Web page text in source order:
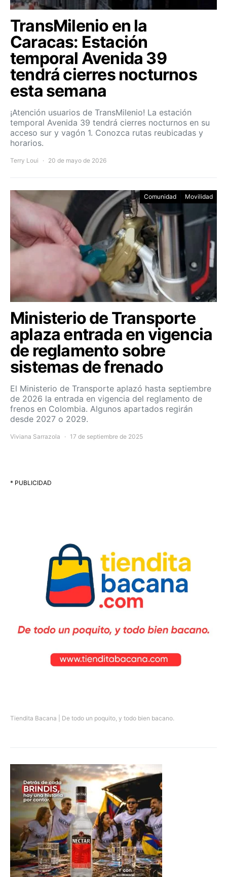
TransMilenio en la
Caracas: Estación
temporal Avenida 39
tendrá cierres nocturnos
esta semana
¡Atención usuarios de TransMilenio! La estación
temporal Avenida 39 tendrá cierres nocturnos en su
acceso sur y vagón 1. Conozca rutas reubicadas y
horarios.
Terry Loui 20 de mayo de 2026
Comunidad Movilidad
Ministerio de Transporte
aplaza entrada en vigencia
de reglamento sobre
sistemas de frenado
El Ministerio de Transporte aplazó hasta septiembre
de 2026 la entrada en vigencia del reglamento de
frenos en Colombia. Algunos apartados regirán
desde 2027 o 2029.
Viviana Sarrazola 17 de septiembre de 2025
* PUBLICIDAD
Tiendita Bacana | De todo un poquito, y todo bien bacano.